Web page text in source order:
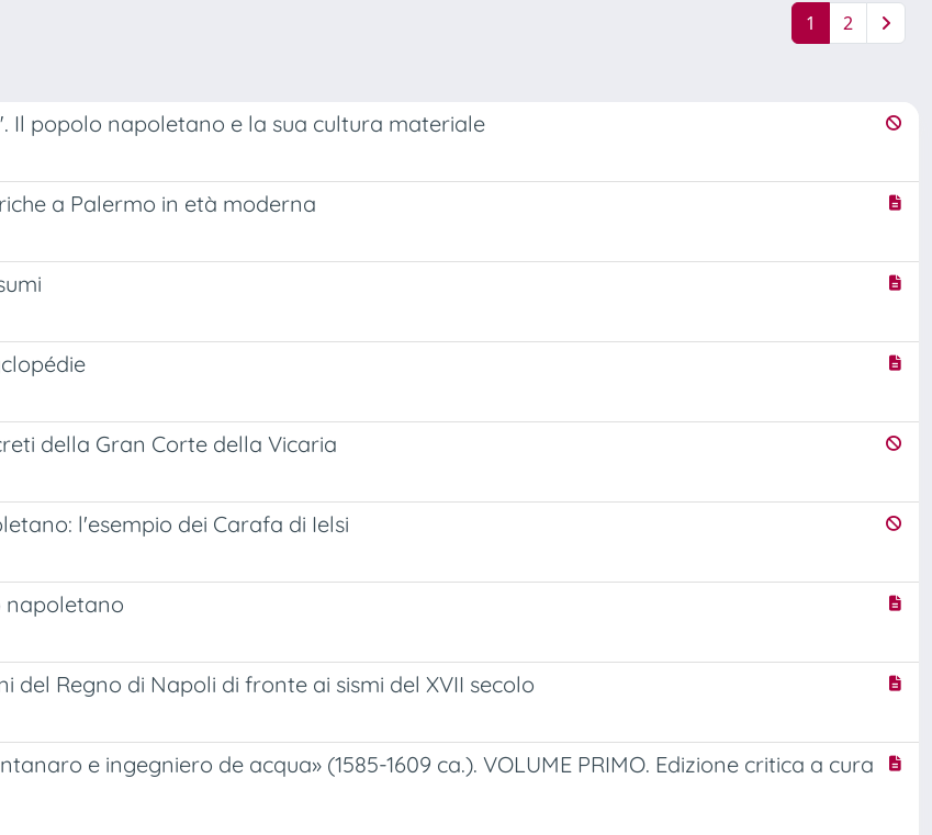
1 2
Il popolo napoletano e la sua cultura materiale
a Palermo in età moderna
della Gran Corte della Vicaria
l'esempio dei Carafa di Ielsi
napoletano
Regno di Napoli di fronte ai sismi del XVII secolo
e ingegniero de acqua» (1585-1609 ca.). VOLUME PRIMO. Edizione critica a cura